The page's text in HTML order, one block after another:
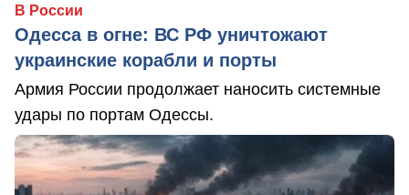
В России
Одесса в огне: ВС РФ уничтожают
украинские корабли и порты
Армия России продолжает наносить системные
удары по портам Одессы.